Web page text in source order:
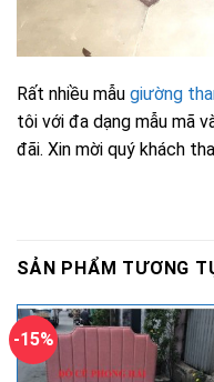
Rất nhiều mẫu giường
tôi với đa dạng mẫu mã
đãi. Xin mời quý khách
SẢN PHẨM TƯƠNG
-15%